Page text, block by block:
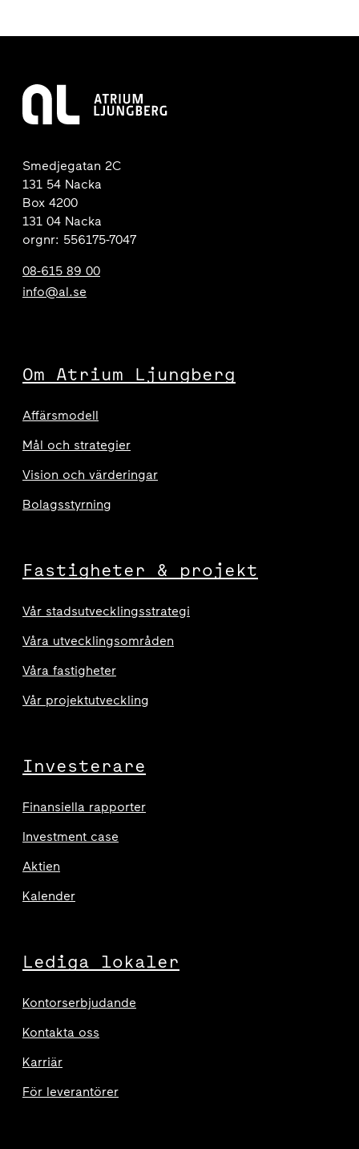
Smedjegatan 2C
131 54 Nacka
Box 4200
131 04 Nacka
orgnr: 556175-7047
08-615 89 00
info@al.se
Om Atrium Ljungberg
Affärsmodell
Mål och strategier
Vision och värderingar
Bolagsstyrning
Fastigheter & projekt
Vår stadsutvecklingsstrategi
Våra utvecklingsområden
Våra fastigheter
Vår projektutveckling
Investerare
Finansiella rapporter
Investment case
Aktien
Kalender
Lediga lokaler
Kontorserbjudande
Kontakta oss
Karriär
För leverantörer